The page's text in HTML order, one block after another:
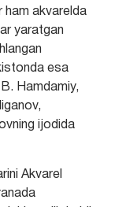
ham akvarelda
yaratgan
esa
Hamdamiy,
ijodida
Akvarel